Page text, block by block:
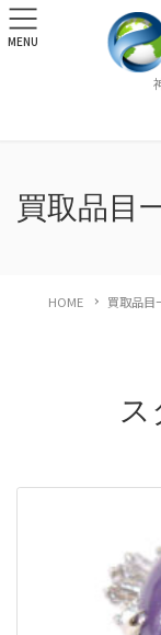
買取品目
HOME 買取品目
ス
MENU